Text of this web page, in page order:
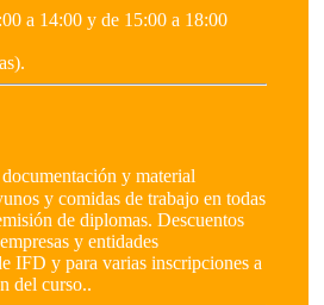
a 14:00 y de 15:00 a 18:00
y material
y comidas de trabajo en todas
de diplomas. Descuentos
y entidades
IFD y para varias inscripciones a
del curso..